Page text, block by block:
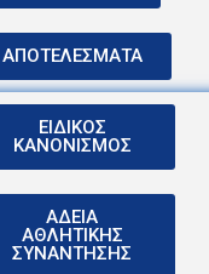
ΑΠΟΤΕΛΕΣΜΑΤΑ
ΕΙΔΙΚΟΣ
ΚΑΝΟΝΙΣΜΟΣ
ΑΔΕΙΑ
ΑΘΛΗΤΙΚΗΣ
ΣΥΝΑΝΤΗΣΗΣ